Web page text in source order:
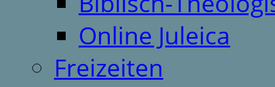
Online Juleica
Freizeiten